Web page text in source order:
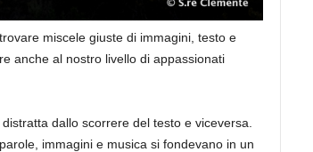
miscele giuste di immagini, testo e
anche al nostro livello di appassionati
dallo scorrere del testo e viceversa.
immagini e musica si fondevano in un